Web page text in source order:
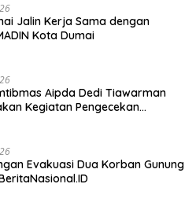
Jalin Kerja Sama dengan
Kota Dumai
Aipda Dedi Tiawarman
Kegiatan Pengecekan
Evakuasi Dua Korban Gunung